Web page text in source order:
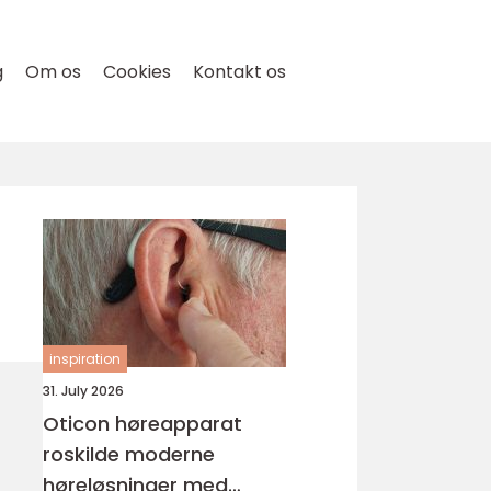
Om os Cookies Kontakt os
inspiration
31. July 2026
Oticon høreapparat
roskilde moderne
høreløsninger med